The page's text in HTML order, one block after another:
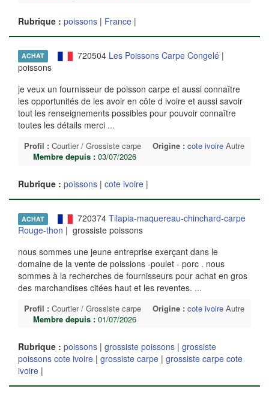
Rubrique : poissons | France |
ACHAT 720504 Les Poissons Carpe Congelé|
poissons
je veux un fournisseur de poisson carpe et aussi connaître
les opportunités de les avoir en côte d ivoire et aussi savoir
tout les renseignements possibles pour pouvoir connaître
toutes les détails merci ...
Profil : Courtier / Grossiste carpe Origine : cote ivoire Autre
Membre depuis : 03/07/2026
Rubrique : poissons | cote ivoire |
ACHAT 720374 Tilapia-maquereau-chinchard-carpe
Rouge-thon | grossiste poissons
nous sommes une jeune entreprise exerçant dans le
domaine de la vente de poissions -poulet - porc . nous
sommes à la recherches de fournisseurs pour achat en gros
des marchandises citées haut et les reventes. ...
Profil : Courtier / Grossiste carpe Origine : cote ivoire Autre
Membre depuis : 01/07/2026
Rubrique : poissons | grossiste poissons | grossiste
poissons cote ivoire | grossiste carpe | grossiste carpe cote
ivoire |